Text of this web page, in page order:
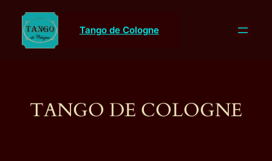
Inhalt
Tango de Cologne
TANGO DE COLOGNE